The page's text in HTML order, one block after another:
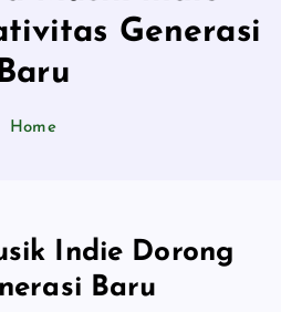
Generasi
Home
Indie Dorong
Baru